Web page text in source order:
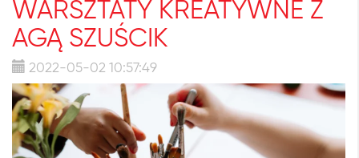
WARSZTATY KREATYWNE Z
AGĄ SZUŚCIK
2022-05-02 10:57:49